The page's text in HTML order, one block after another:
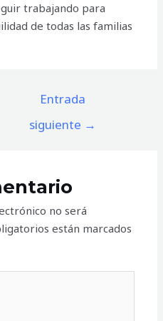
trabajando para
de todas las familias
Entrada
siguiente →
no será
están marcados